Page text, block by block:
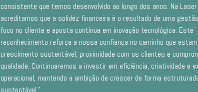
consistente que temos desenvolvido ao longo dos anos. Na Laser
acreditamos que a solidez financeira é o resultado de uma
foco no cliente e aposta contínua em inovação tecnológica. Este
reconhecimento reforça a nossa confiança no caminho que
crescimento sustentável, proximidade com os clientes e
qualidade. Continuaremos a investir em eficiência, criatividade e
operacional, mantendo a ambição de crescer de forma
sustentável.”